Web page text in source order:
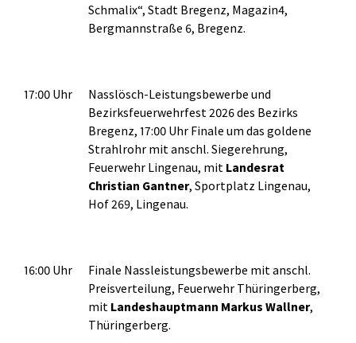
Schmalix“, Stadt Bregenz, Magazin4,
Bergmannstraße 6, Bregenz.
17:00 Uhr
Nasslösch-Leistungsbewerbe und
Bezirksfeuerwehrfest 2026 des Bezirks
Bregenz, 17:00 Uhr Finale um das goldene
Strahlrohr mit anschl. Siegerehrung,
Feuerwehr Lingenau, mit Landesrat
Christian Gantner, Sportplatz Lingenau,
Hof 269, Lingenau.
16:00 Uhr
Finale Nassleistungsbewerbe mit anschl.
Preisverteilung, Feuerwehr Thüringerberg,
mit Landeshauptmann Markus Wallner,
Thüringerberg.